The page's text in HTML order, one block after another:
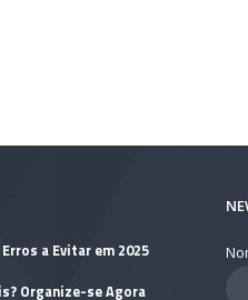
a Evitar em 2025
Organize-se Agora